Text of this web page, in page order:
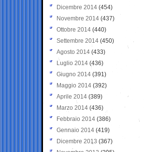
Dicembre 2014 (454)
Novembre 2014 (437)
Ottobre 2014 (440)
Settembre 2014 (450)
Agosto 2014 (433)
Luglio 2014 (436)
Giugno 2014 (391)
Maggio 2014 (392)
Aprile 2014 (389)
Marzo 2014 (436)
Febbraio 2014 (386)
Gennaio 2014 (419)
Dicembre 2013 (367)